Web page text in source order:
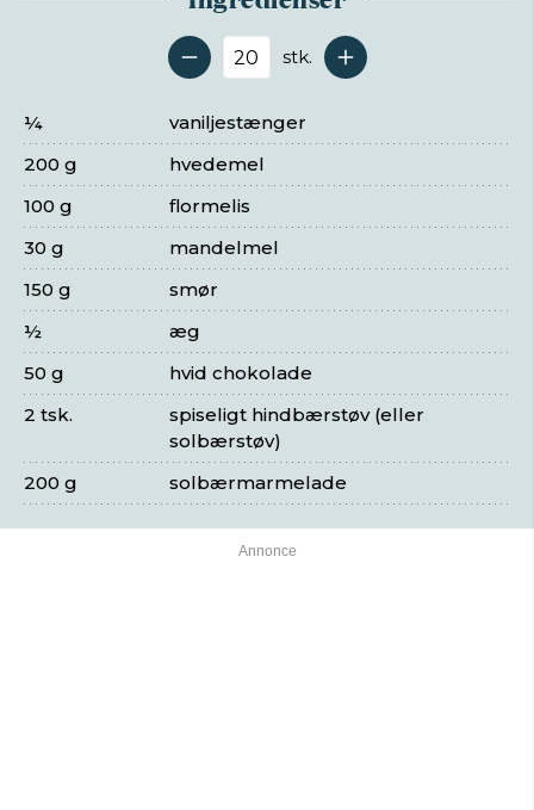
Antal serveringer
stk.
vaniljestænger
¼
hvedemel
200 g
flormelis
100 g
mandelmel
30 g
smør
150 g
æg
½
hvid chokolade
50 g
spiseligt hindbærstøv (eller
solbærstøv)
2 tsk.
solbærmarmelade
200 g